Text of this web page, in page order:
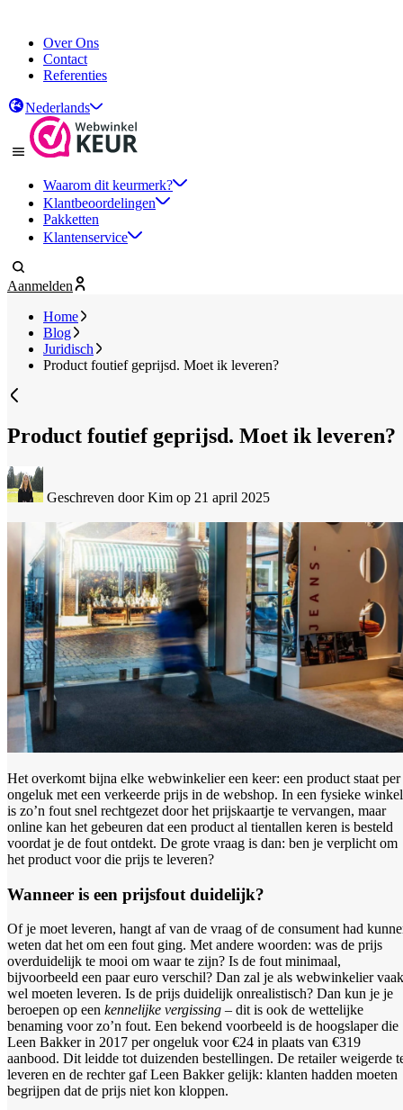
Over Ons
Contact
Referenties
Nederlands
Waarom dit keurmerk?
Klantbeoordelingen
Pakketten
Klantenservice
Aanmelden
Home
Blog
Juridisch
Product foutief geprijsd. Moet ik leveren?
Product foutief geprijsd. Moet ik leveren?
Geschreven door Kim op 21 april 2025
Het overkomt bijna elke webwinkelier een keer: een product staat per
ongeluk met een verkeerde prijs in de webshop. In een fysieke winkel
is zo’n fout snel rechtgezet door het prijskaartje te vervangen, maar
online kan het gebeuren dat een product al tientallen keren is besteld
voordat je de fout ontdekt. De grote vraag is dan: ben je verplicht om
het product voor die prijs te leveren?
Wanneer is een prijsfout duidelijk?
Of je moet leveren, hangt af van de vraag of de consument had
weten dat het om een fout ging. Met andere woorden: was de prijs
overduidelijk te mooi om waar te zijn? Is de fout minimaal,
bijvoorbeeld een paar euro verschil? Dan zal je als webwinkelier vaak
wel moeten leveren. Is de prijs duidelijk onrealistisch? Dan kun je je
beroepen op een kennelijke vergissing – dit is ook de wettelijke
benaming voor zo’n fout. Een bekend voorbeeld is de hoogslaper die
Leen Bakker in 2017 per ongeluk voor €24 in plaats van €319
aanbood. Dit leidde tot duizenden bestellingen. De retailer weigerde
leveren en de rechter gaf Leen Bakker gelijk: klanten hadden moeten
begrijpen dat de prijs niet kon kloppen.